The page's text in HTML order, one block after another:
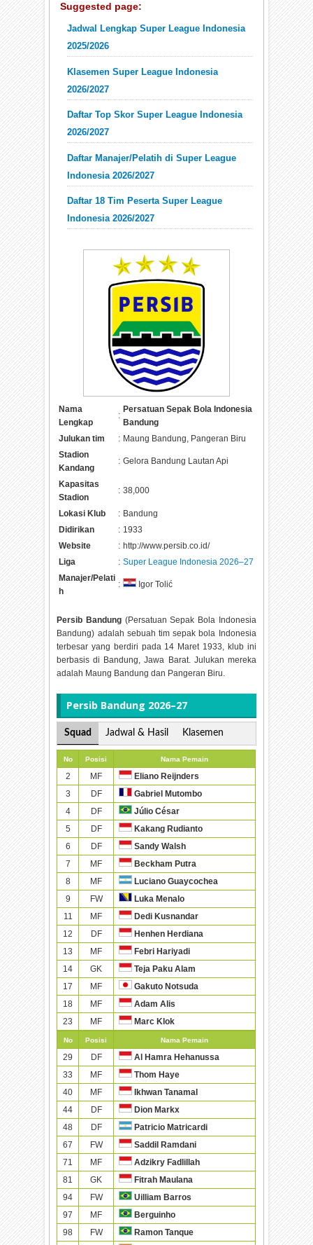
Suggested page:
Jadwal Lengkap Super League Indonesia
2025/2026
Klasemen Super League Indonesia
2026/2027
Daftar Top Skor Super League Indonesia
2026/2027
Daftar Manajer/Pelatih di Super League
Indonesia 2026/2027
Daftar 18 Tim Peserta Super League
Indonesia 2026/2027
Nama
Lengkap
:
Persatuan Sepak Bola Indonesia
Bandung
Julukan tim
: Maung Bandung, Pangeran Biru
Stadion
Kandang
: Gelora Bandung Lautan Api
Kapasitas
Stadion
: 38,000
Lokasi Klub : Bandung
Didirikan
: 1933
Website
: http://www.persib.co.id/
Liga
: Super League Indonesia 2026–27
Manajer/Pelati
h
: Igor Tolić
Persib Bandung (Persatuan Sepak Bola Indonesia
Bandung) adalah sebuah tim sepak bola Indonesia
terbesar yang berdiri pada 14 Maret 1933, klub ini
berbasis di Bandung, Jawa Barat. Julukan mereka
adalah Maung Bandung dan Pangeran Biru.
Persib Bandung 2026–27
Squad Jadwal & Hasil Klasemen
No Posisi Nama Pemain
2 MF
Eliano Reijnders
3
DF
Gabriel Mutombo
4
DF
Júlio César
5
DF
Kakang Rudianto
6
DF
Sandy Walsh
7
MF
Beckham Putra
8
MF
Luciano Guaycochea
9
FW
Luka Menalo
11
MF
Dedi Kusnandar
12
DF
Henhen Herdiana
13
MF
Febri Hariyadi
14
GK
Teja Paku Alam
17
MF
Gakuto Notsuda
18
MF
Adam Alis
23
MF Marc Klok
No Posisi Nama Pemain
29 DF
Al Hamra Hehanussa
33
MF
Thom Haye
40
MF
Ikhwan Tanamal
44
DF
Dion Markx
48
DF
Patricio Matricardi
67
FW
Saddil Ramdani
71
MF
Adzikry Fadlillah
81
GK
Fitrah Maulana
94
FW
Uilliam Barros
97
MF
Berguinho
98
FW
Ramon Tanque